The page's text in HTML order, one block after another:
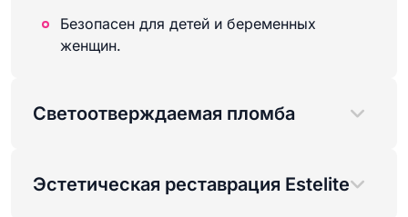
Безопасен для детей и беременных
женщин.
Светоотверждаемая пломба
Эстетическая реставрация Estelite